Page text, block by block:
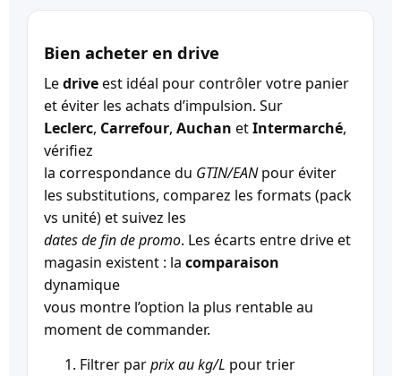
Bien acheter en drive
Ledriveest idéal pour contrôler votre panier
et éviter les achats d’impulsion. Sur
Leclerc, Carrefour, Auchan etIntermarché,
vérifiez
la correspondance du GTIN/EANpour éviter
les substitutions, comparez les formats (pack
vs unité) et suivez les
dates de fin de promo. Les écarts entre drive et
magasin existent : la comparaison
dynamique
vous montre l’option la plus rentable au
moment de commander.
Filtrer parprix au kg/L pour trier